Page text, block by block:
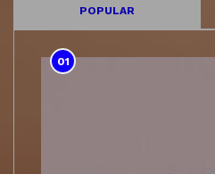
POPULAR
01